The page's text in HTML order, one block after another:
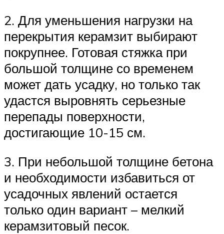
2. Для уменьшения нагрузки на
перекрытия керамзит выбирают
покрупнее. Готовая стяжка при
большой толщине со временем
может дать усадку, но только так
удастся выровнять серьезные
перепады поверхности,
достигающие 10-15 см.
3. При небольшой толщине бетона
и необходимости избавиться от
усадочных явлений остается
только один вариант – мелкий
керамзитовый песок.